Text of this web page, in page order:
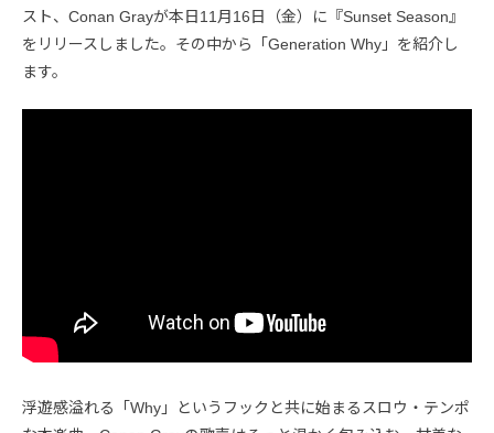
スト、Conan Grayが本日11月16日（金）に『Sunset Season』
をリリースしました。その中から「Generation Why」を紹介し
ます。
浮遊感溢れる「Why」というフックと共に始まるスロウ・テンポ